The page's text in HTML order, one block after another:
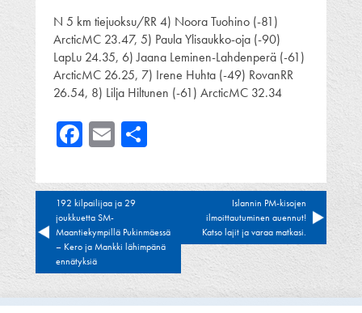
N 5 km tiejuoksu/RR 4) Noora Tuohino (-81)
ArcticMC 23.47, 5) Paula Ylisaukko-oja (-90)
LapLu 24.35, 6) Jaana Leminen-Lahdenperä (-61)
ArcticMC 26.25, 7) Irene Huhta (-49) RovanRR
26.54, 8) Lilja Hiltunen (-61) ArcticMC 32.34
Facebook
Email
Artikkelien
selaus
192 kilpailijaa ja 29
joukkuetta SM-
Maantiekympillä Pukinmäessä
– Kero ja Mankki lähimpänä
ennätyksiä
Islannin PM-kisojen
ilmoittautuminen auennut!
Katso lajit ja varaa matkasi.